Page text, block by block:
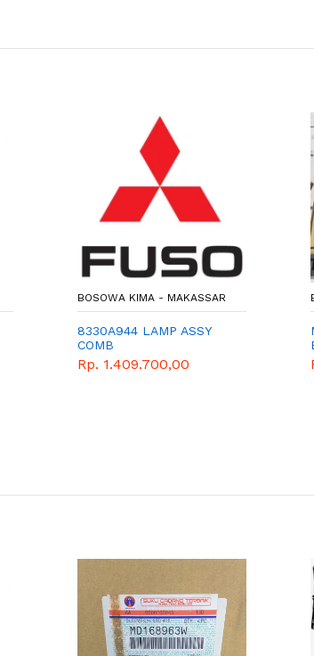
BOSOWA KIMA - MAKASSAR
8330A944 LAMP ASSY
COMB
Rp. 1.409.700,00